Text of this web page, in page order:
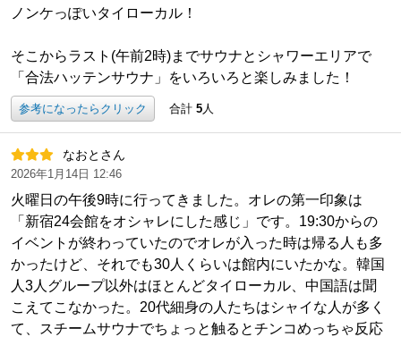
ノンケっぽいタイローカル！
そこからラスト(午前2時)までサウナとシャワーエリアで
「合法ハッテンサウナ」をいろいろと楽しみました！
参考になったらクリック 合計 5人
なおとさん
2026年1月14日 12:46
火曜日の午後9時に行ってきました。オレの第一印象は
「新宿24会館をオシャレにした感じ」です。19:30からの
イベントが終わっていたのでオレが入った時は帰る人も多
かったけど、それでも30人くらいは館内にいたかな。韓国
人3人グループ以外はほとんどタイローカル、中国語は聞
こえてこなかった。20代細身の人たちはシャイな人が多く
て、スチームサウナでちょっと触るとチンコめっちゃ反応